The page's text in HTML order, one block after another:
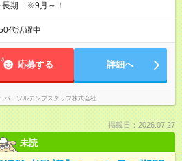
長期 ※9月～！
代活躍中
応募する 詳細へ
パーソルテンプスタッフ株式会社
掲載日：2026.07.27
未読